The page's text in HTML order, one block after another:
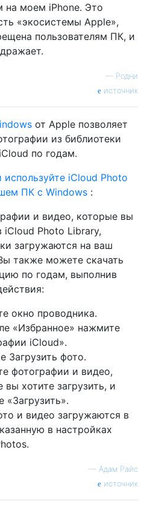
на моем iPhone. Это
«экосистемы Apple»,
пользователям ПК, и
— Родни
источник
от Apple позволяет
из библиотеки
по годам.
используйте iCloud Photo
ПК с Windows :
и видео, которые вы
iCloud Photo Library,
загружаются на ваш
также можете скачать
по годам, выполнив
окно проводника.
«Избранное» нажмите
iCloud».
Загрузить фото.
фотографии и видео,
вы хотите загрузить, и
«Загрузить».
и видео загружаются в
в настройках
— Адам Райс
источник